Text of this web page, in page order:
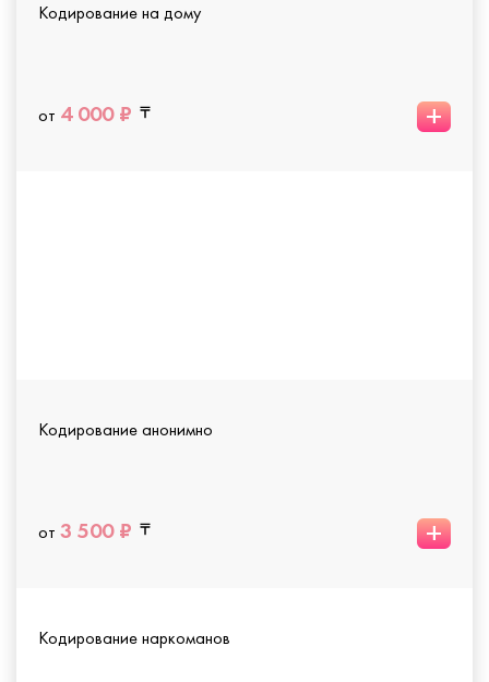
Кодирование на дому
от 4 000 ₽ +
Кодирование анонимно
от 3 500 ₽ +
Кодирование наркоманов